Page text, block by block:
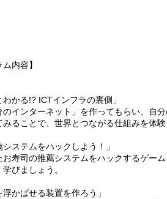
内容】
わかる!? ICTインフラの裏側」
のインターネット」を作ってもらい、自
みることで、世界とつながる仕組みを体験
システムをハックしよう！」
お寿司の推薦システムをハックするゲー
びましょう。
浮かばせる装置を作ろう」